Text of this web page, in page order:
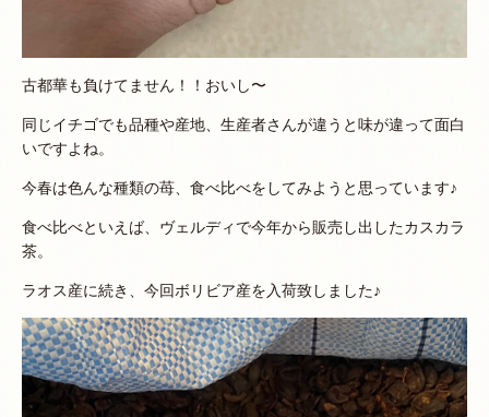
古都華も負けてません！！おいし〜
同じイチゴでも品種や産地、生産者さんが違うと味が違って面白
いですよね。
今春は色んな種類の苺、食べ比べをしてみようと思っています♪
食べ比べといえば、ヴェルディで今年から販売し出したカスカラ
茶。
ラオス産に続き、今回ボリビア産を入荷致しました♪